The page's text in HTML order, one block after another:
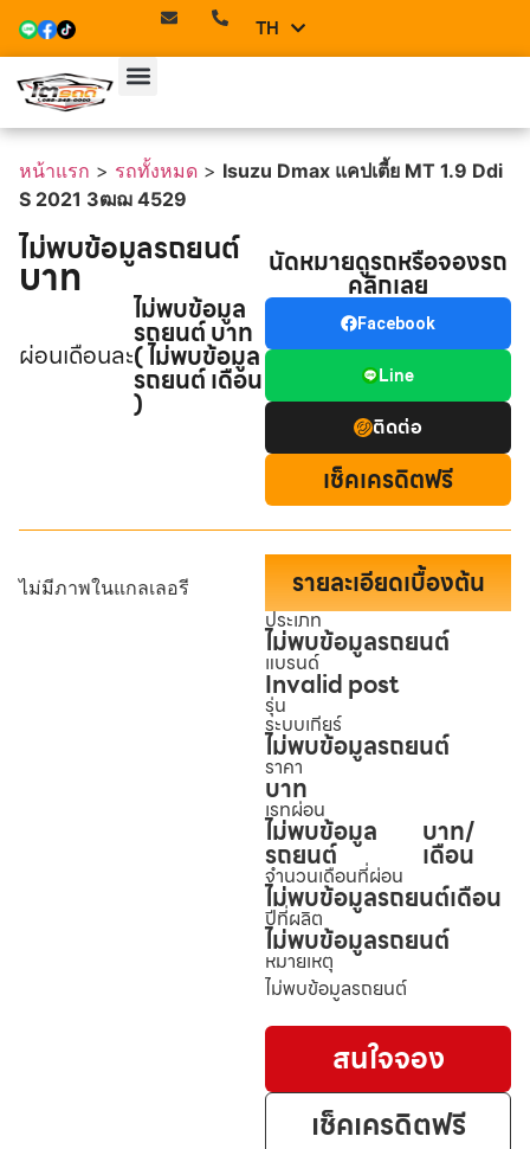
TH
EN
หน้าแรก > รถทั้งหมด > Isuzu Dmax แคปเตี้ย MT 1.9 Ddi
S 2021 3ฒฌ 4529
ไม่พบข้อมูลรถยนต์
บาท
ผ่อนเดือนละ
ไม่พบข้อมูล
รถยนต์ บาท
( ไม่พบข้อมูล
รถยนต์ เดือน
)
นัดหมายดูรถหรือจองรถ
คลิกเลย
Facebook
Line
ติดต่อ
เช็คเครดิตฟรี
ไม่มีภาพในแกลเลอรี รายละเอียดเบื้องต้น
ประเภท
ไม่พบข้อมูลรถยนต์
แบรนด์
Invalid post
รุ่น
ระบบเกียร์
ไม่พบข้อมูลรถยนต์
ราคา
บาท
เรทผ่อน
ไม่พบข้อมูล
รถยนต์
บาท/
เดือน
จำนวนเดือนที่ผ่อน
ไม่พบข้อมูลรถยนต์เดือน
ปีที่ผลิต
ไม่พบข้อมูลรถยนต์
หมายเหตุ
ไม่พบข้อมูลรถยนต์
สนใจจอง
เช็คเครดิตฟรี